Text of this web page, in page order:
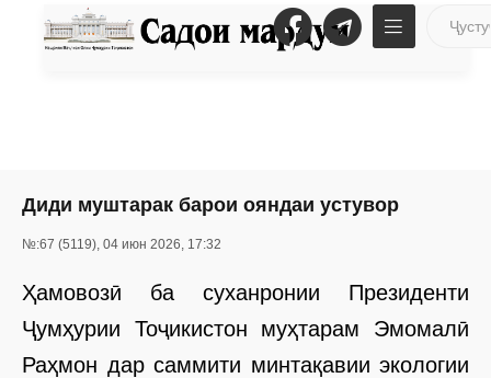
Диди муштарак барои ояндаи устувор
№:67 (5119), 04 июн 2026, 17:32
Ҳамовозӣ ба суханронии Президенти
Ҷумҳурии Тоҷикистон муҳтарам Эмомалӣ
Раҳмон дар саммити минтақавии экологии